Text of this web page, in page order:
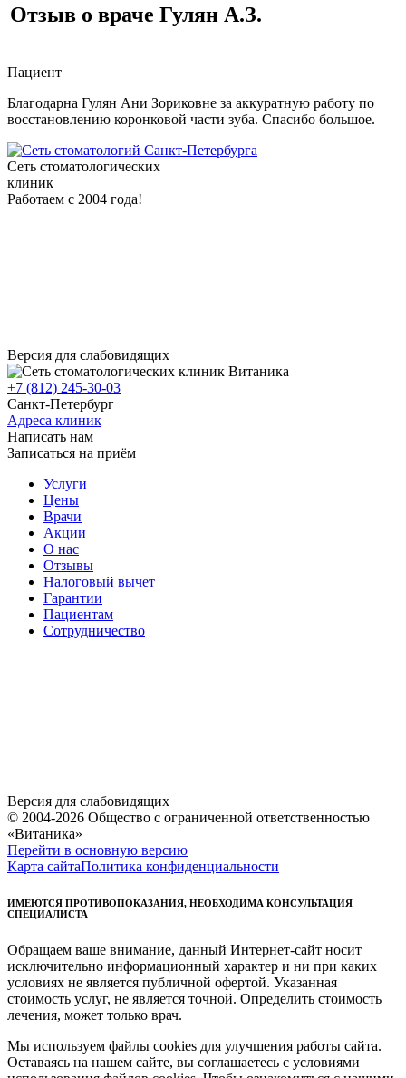
Отзыв о враче Гулян А.З.
Пациент
Благодарна Гулян Ани Зориковне за аккуратную работу по
восстановлению коронковой части зуба. Спасибо большое.
Сеть стоматологических
клиник
Работаем с 2004 года!
Версия для слабовидящих
+7 (812) 245-30-03
Санкт-Петербург
Адреса клиник
Написать нам
Записаться на приём
Услуги
Цены
Врачи
Акции
О нас
Отзывы
Налоговый вычет
Гарантии
Пациентам
Сотрудничество
Версия для слабовидящих
© 2004-2026 Общество с ограниченной ответственностью
«Витаника»
Перейти в основную версию
Карта сайтаПолитика конфиденциальности
ИМЕЮТСЯ ПРОТИВОПОКАЗАНИЯ, НЕОБХОДИМА КОНСУЛЬТАЦИЯ
СПЕЦИАЛИСТА
Обращаем ваше внимание, данный Интернет-сайт носит
исключительно информационный характер и ни при каких
условиях не является публичной офертой. Указанная
стоимость услуг, не является точной. Определить стоимость
лечения, может только врач.
Мы используем файлы cookies для улучшения работы сайта.
Оставаясь на нашем сайте, вы соглашаетесь с условиями